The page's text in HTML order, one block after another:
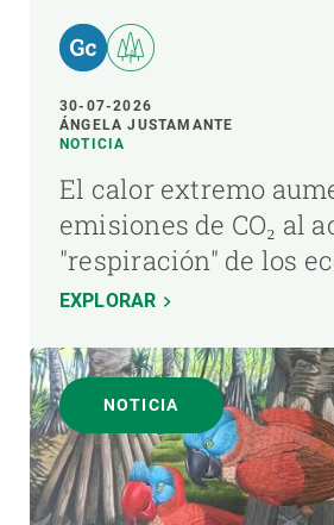
30-07-2026
ÁNGELA JUSTAMANTE
NOTICIA
El calor extremo
emisiones de CO₂ al
"respiración" de los
EXPLORAR
NOTICIA